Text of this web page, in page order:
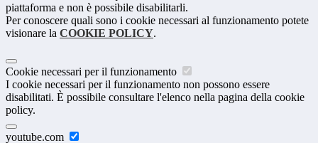
piattaforma e non è possibile disabilitarli.
Per conoscere quali sono i cookie necessari al funzionamento potete
visionare la COOKIE POLICY.
Cookie necessari per il funzionamento
I cookie necessari per il funzionamento non possono essere
disabilitati. È possibile consultare l'elenco nella pagina della cookie
policy.
youtube.com